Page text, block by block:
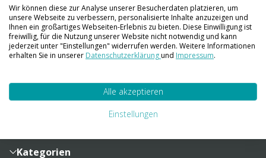
Über 40.000 Artikel auf
Lager
Sendungsverfolgung
Zahlung und Versand
Lieferinformationen
Kategorien
Wir können diese zur Analyse unserer Besucherdaten platzieren, um
unsere Webseite zu verbessern, personalisierte Inhalte anzuzeigen und
Ihnen ein großartiges Webseiten-Erlebnis zu bieten. Diese Einwilligung ist
freiwillig, für die Nutzung unserer Website nicht notwendig und kann
jederzeit unter "Einstellungen" widerrufen werden. Weitere Informationen
erhalten Sie in unserer Datenschutzerklärungund Impressum.
Alle akzeptieren
Einstellungen